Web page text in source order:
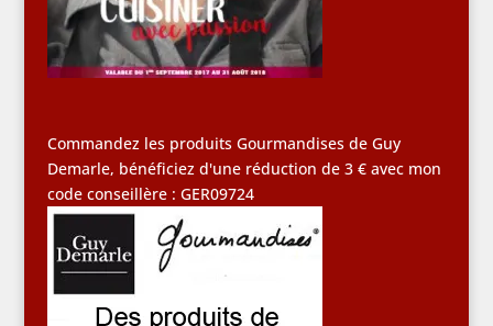
Commandez les produits Gourmandises de Guy
Demarle, bénéficiez d'une réduction de 3 € avec mon
code conseillère : GER09724